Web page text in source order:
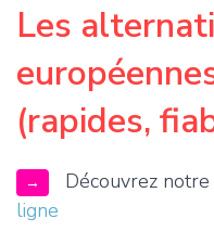
Les
(rapides,
→ Découvrez
ligne